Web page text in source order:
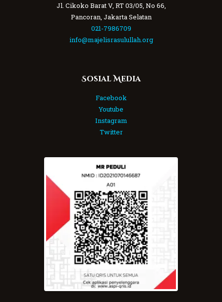
Jl. Cikoko Barat V, RT 03/05, No 66,
Pancoran, Jakarta Selatan
021-7986709
info@majelisrasulullah.org
Sosial Media
Facebook
Youtube
Instagram
Twitter